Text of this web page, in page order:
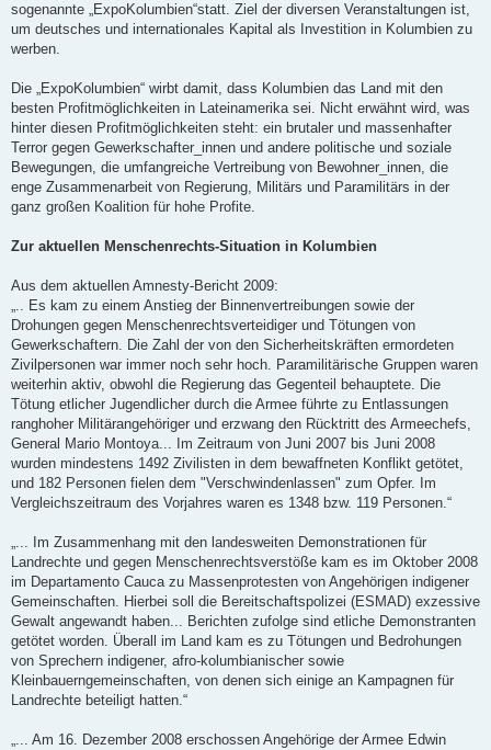
r
a
sogenannte „ExpoKolumbien“statt. Ziel der diversen Veranstaltungen ist,
um deutsches und internationales Kapital als Investition in Kolumbien zu
werben.
Die „ExpoKolumbien“ wirbt damit, dass Kolumbien das Land mit den
besten Profitmöglichkeiten in Lateinamerika sei. Nicht erwähnt wird, was
hinter diesen Profitmöglichkeiten steht: ein brutaler und massenhafter
Terror gegen Gewerkschafter_innen und andere politische und soziale
Bewegungen, die umfangreiche Vertreibung von Bewohner_innen, die
enge Zusammenarbeit von Regierung, Militärs und Paramilitärs in der
ganz großen Koalition für hohe Profite.
Zur aktuellen Menschenrechts-Situation in Kolumbien
Aus dem aktuellen Amnesty-Bericht 2009:
„.. Es kam zu einem Anstieg der Binnenvertreibungen sowie der
Drohungen gegen Menschenrechtsverteidiger und Tötungen von
Gewerkschaftern. Die Zahl der von den Sicherheitskräften ermordeten
Zivilpersonen war immer noch sehr hoch. Paramilitärische Gruppen waren
weiterhin aktiv, obwohl die Regierung das Gegenteil behauptete. Die
Tötung etlicher Jugendlicher durch die Armee führte zu Entlassungen
ranghoher Militärangehöriger und erzwang den Rücktritt des Armeechefs,
General Mario Montoya... Im Zeitraum von Juni 2007 bis Juni 2008
wurden mindestens 1492 Zivilisten in dem bewaffneten Konflikt getötet,
und 182 Personen fielen dem "Verschwindenlassen" zum Opfer. Im
Vergleichszeitraum des Vorjahres waren es 1348 bzw. 119 Personen.“
„... Im Zusammenhang mit den landesweiten Demonstrationen für
Landrechte und gegen Menschenrechtsverstöße kam es im Oktober 2008
im Departamento Cauca zu Massenprotesten von Angehörigen indigener
Gemeinschaften. Hierbei soll die Bereitschaftspolizei (ESMAD) exzessive
Gewalt angewandt haben... Berichten zufolge sind etliche Demonstranten
getötet worden. Überall im Land kam es zu Tötungen und Bedrohungen
von Sprechern indigener, afro-kolumbianischer sowie
Kleinbauerngemeinschaften, von denen sich einige an Kampagnen für
Landrechte beteiligt hatten.“
„... Am 16. Dezember 2008 erschossen Angehörige der Armee Edwin